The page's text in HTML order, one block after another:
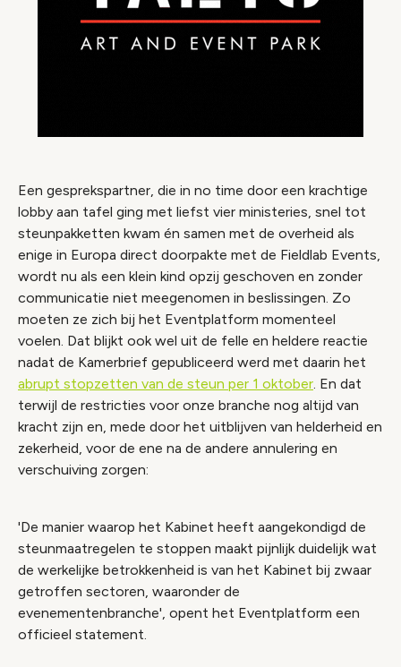
Een gesprekspartner, die in no time door een krachtige
lobby aan tafel ging met liefst vier ministeries, snel tot
steunpakketten kwam én samen met de overheid als
enige in Europa direct doorpakte met de Fieldlab Events,
wordt nu als een klein kind opzij geschoven en zonder
communicatie niet meegenomen in beslissingen. Zo
moeten ze zich bij het Eventplatform momenteel
voelen. Dat blijkt ook wel uit de felle en heldere reactie
nadat de Kamerbrief gepubliceerd werd met daarin het
abrupt stopzetten van de steun per 1 oktober. En dat
terwijl de restricties voor onze branche nog altijd van
kracht zijn en, mede door het uitblijven van helderheid en
zekerheid, voor de ene na de andere annulering en
verschuiving zorgen:
'De manier waarop het Kabinet heeft aangekondigd de
steunmaatregelen te stoppen maakt pijnlijk duidelijk wat
de werkelijke betrokkenheid is van het Kabinet bij zwaar
getroffen sectoren, waaronder de
evenementenbranche', opent het Eventplatform een
officieel statement.